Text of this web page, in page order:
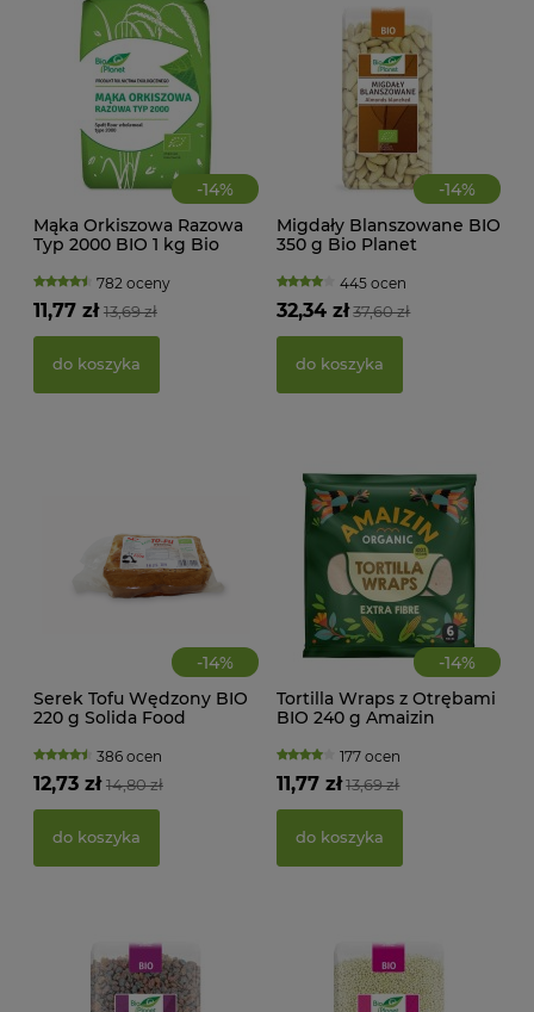
-14%
Mąka Orkiszowa Razowa
Typ 2000 BIO 1 kg Bio
782 oceny
13,69 zł
11,77 zł
do koszyka
-14%
Migdały Blanszowane BIO
350 g Bio Planet
445 ocen
37,60 zł
32,34 zł
do koszyka
-14%
Serek Tofu Wędzony BIO
220 g Solida Food
386 ocen
14,80 zł
12,73 zł
do koszyka
-14%
Tortilla Wraps z Otrębami
BIO 240 g Amaizin
177 ocen
13,69 zł
11,77 zł
do koszyka